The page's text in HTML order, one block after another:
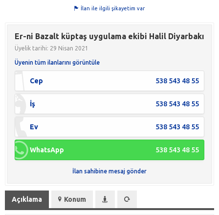
İlan ile ilgili şikayetim var
Er-ni Bazalt küptaş uygulama ekibi Halil Diyarbakı
Üyelik tarihi: 29 Nisan 2021
Üyenin tüm ilanlarını görüntüle
Cep 538 543 48 55
İş 538 543 48 55
Ev 538 543 48 55
WhatsApp 538 543 48 55
İlan sahibine mesaj gönder
Açıklama Konum